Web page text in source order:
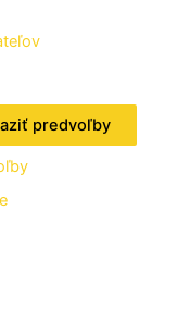
predvoľby